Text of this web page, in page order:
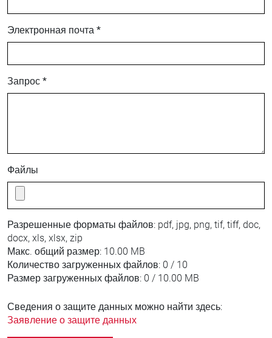
Электронная почта *
Запрос *
Файлы
Разрешенные форматы файлов: pdf, jpg, png, tif, tiff, doc,
docx, xls, xlsx, zip
Макс. общий размер: 10.00 MB
Количество загруженных файлов: 0 / 10
Размер загруженных файлов: 0 / 10.00 MB
Сведения о защите данных можно найти здесь:
Заявление о защите данных